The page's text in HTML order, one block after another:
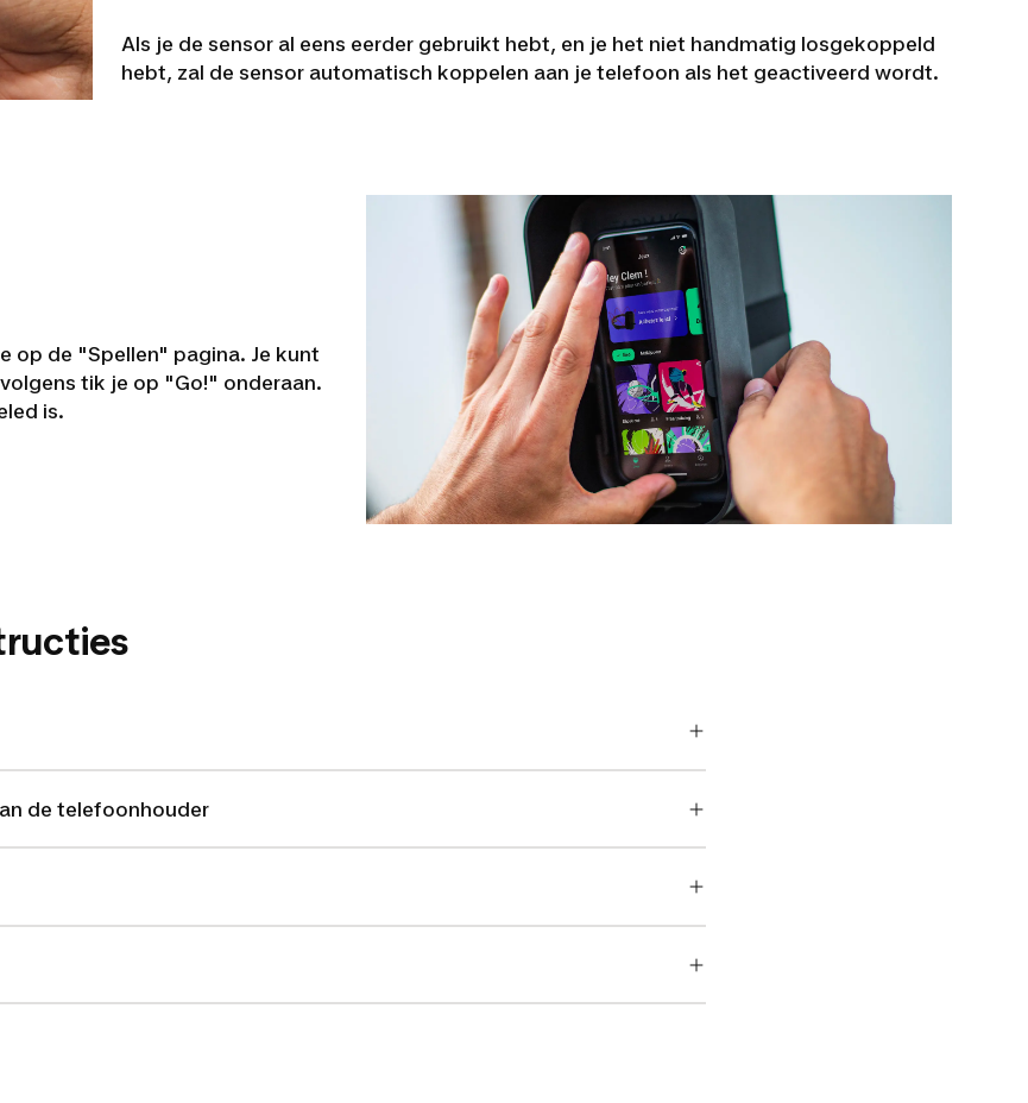
Als je de sensor al eens eerder gebruikt hebt, en je het niet handmatig losgekoppeld
hebt, zal de sensor automatisch koppelen aan je telefoon als het geactiveerd wordt.
op de "Spellen" pagina. Je kunt
tik je op "Go!" onderaan.
is.
de telefoonhouder